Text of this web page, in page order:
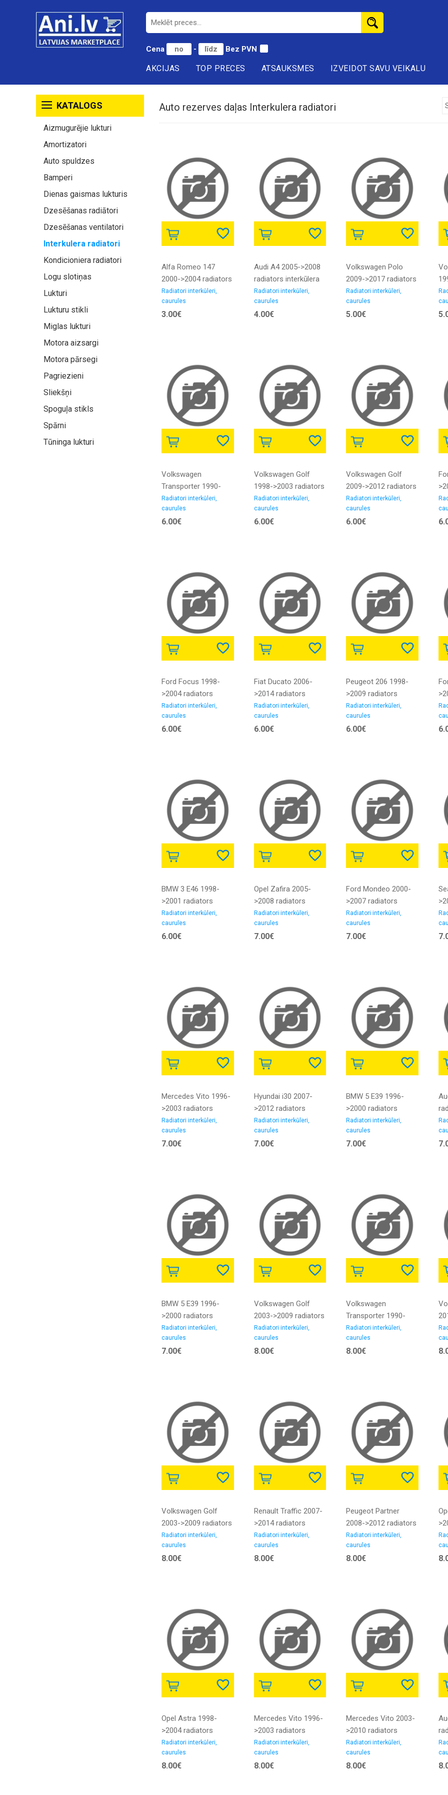
Cena - Bez PVN
AKCIJAS TOP PRECES ATSAUKSMES IZVEIDOT SAVU VEIKALU
KATALOGS
Aizmugurējie lukturi
Amortizatori
Auto spuldzes
Bamperi
Dienas gaismas lukturis
Dzesēšanas radiātori
Dzesēšanas ventilatori
Interkulera radiatori
Kondicioniera radiatori
Logu slotiņas
Lukturi
Lukturu stikli
Miglas lukturi
Motora aizsargi
Motora pārsegi
Pagriezieni
Sliekšņi
Spoguļa stikls
Spārni
Tūninga lukturi
Auto rezerves daļas Interkulera radiatori
Alfa Romeo 147
2000->2004 radiators
interkūlera caurule
1.9D iekšējais
diametrs 15/15MM
Radiatori interkūleri,
caurules
3.00€
Audi A4 2005->2008
radiators interkūlera
caurule 2.7D/3.0D
iekšējais diametrs
50/50MM gumija
Radiatori interkūleri,
caurules
4.00€
Volkswagen Polo
2009->2017 radiators
interkūlera caurule
1.2D gumija
Radiatori interkūleri,
caurules
5.00€
Volkswagen
Transporter 1990-
>2003 radiators
interkūlera caurule
1.9D iekšējais
Radiatori interkūleri,
caurules
6.00€
Volkswagen Golf
1998->2003 radiators
interkūlera caurule
1.9D iekšējais
diametrs 53/53MM
Radiatori interkūleri,
caurules
6.00€
Volkswagen Golf
2009->2012 radiators
interkūlera caurule
2.0D gumija
Radiatori interkūleri,
caurules
6.00€
Ford Focus 1998-
>2004 radiators
interkūlera caurule
1.8D iekšējais
diametrs 50/50MM
Radiatori interkūleri,
caurules
6.00€
Fiat Ducato 2006-
>2014 radiators
interkūlera caurule
2.2D iekšējais
diametrs 45/45MM
Radiatori interkūleri,
caurules
6.00€
Peugeot 206 1998-
>2009 radiators
interkūlera caurule
1.4D iekšējais
diametrs 42/42MM
Radiatori interkūleri,
caurules
6.00€
BMW 3 E46 1998-
>2001 radiators
interkūlera caurule
2.0D iekšējais
diametrs 50/50MM
Radiatori interkūleri,
caurules
6.00€
Opel Zafira 2005-
>2008 radiators
interkūlera caurule
1.9D iekšējais
diametrs 42/42MM
Radiatori interkūleri,
caurules
7.00€
Ford Mondeo 2000-
>2007 radiators
interkūlera caurule
2.0D iekšējais
diametrs 49/58MM
Radiatori interkūleri,
caurules
7.00€
Mercedes Vito 1996-
>2003 radiators
interkūlera caurule
2.1D/2.2D/2.3D
iekšējais diametrs
Radiatori interkūleri,
caurules
7.00€
Hyundai i30 2007-
>2012 radiators
interkūlera caurule
1.6D iekšējais
diametrs 45MM
Radiatori interkūleri,
caurules
7.00€
BMW 5 E39 1996-
>2000 radiators
interkūlera caurule
2.5D/3.0D iekšējais
diametrs 50/52MM
Radiatori interkūleri,
caurules
7.00€
BMW 5 E39 1996-
>2000 radiators
interkūlera caurule
2.5D/3.0D iekšējais
diametrs 52/58MM
Radiatori interkūleri,
caurules
7.00€
Volkswagen Golf
2003->2009 radiators
interkūlera caurule 1.4
iekšējais diametrs
50/50MM gumija
Radiatori interkūleri,
caurules
8.00€
Volkswagen
Transporter 1990-
>2003 radiators
interkūlera caurule
2.5D iekšējais
Radiatori interkūleri,
caurules
8.00€
Volkswagen Golf
2003->2009 radiators
interkūlera caurule 2.0
iekšējais diametrs
26/26MM gumija
Radiatori interkūleri,
caurules
8.00€
Renault Traffic 2007-
>2014 radiators
interkūlera caurule
2.5D iekšējais
diametrs 46/46MM
Radiatori interkūleri,
caurules
8.00€
Peugeot Partner
2008->2012 radiators
interkūlera caurule
1.2/1.6D iekšējais
diametrs 50/50MM
Radiatori interkūleri,
caurules
8.00€
Opel Astra 1998-
>2004 radiators
interkūlera caurule
2.0D/2.2D iekšējais
diametrs 45/45MM
Radiatori interkūleri,
caurules
8.00€
Mercedes Vito 1996-
>2003 radiators
interkūlera caurule
2.1D/2.2D iekšējais
diametrs 5050MM
Radiatori interkūleri,
caurules
8.00€
Mercedes Vito 2003-
>2010 radiators
interkūlera caurule
2.1D iekšējais
diametrs 58/67MM
Radiatori interkūleri,
caurules
8.00€